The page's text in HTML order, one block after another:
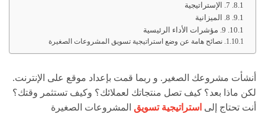
7. الإستراتيجية
8. الميزانية
9. مؤشرات الأداء الرئيسية
نصائح هامة عن وضع استراتيجية تسويق المشروعات الصغيرة
أنشأت مشروعك الصغير. و ربما قمت بإعداد موقع على الإنترنت.
لكن ماذا بعد؟ كيف تصل منتجاتك لعملائك؟ وكيف تستثمر وقتك؟
أنت تحتاج إلى استراتيجية تسويق المشروعات الصغيرة